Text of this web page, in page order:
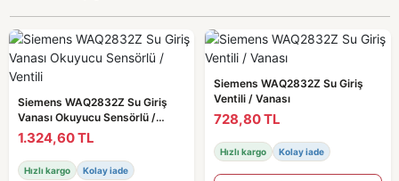
Siemens WAQ2832Z Su Giriş
Vanası Okuyucu Sensörlü /
Ventili
1.324,60 TL
Hızlı kargo Kolay iade
Siemens WAQ2832Z Su Giriş
Ventili / Vanası
728,80 TL
Hızlı kargo Kolay iade